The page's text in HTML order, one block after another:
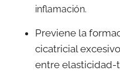
inflamación.
Previene la
cicatricial
entre elasticidad-